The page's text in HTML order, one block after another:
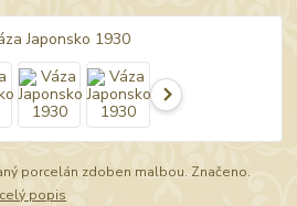
porcelán zdoben malbou. Značeno.
celý popis